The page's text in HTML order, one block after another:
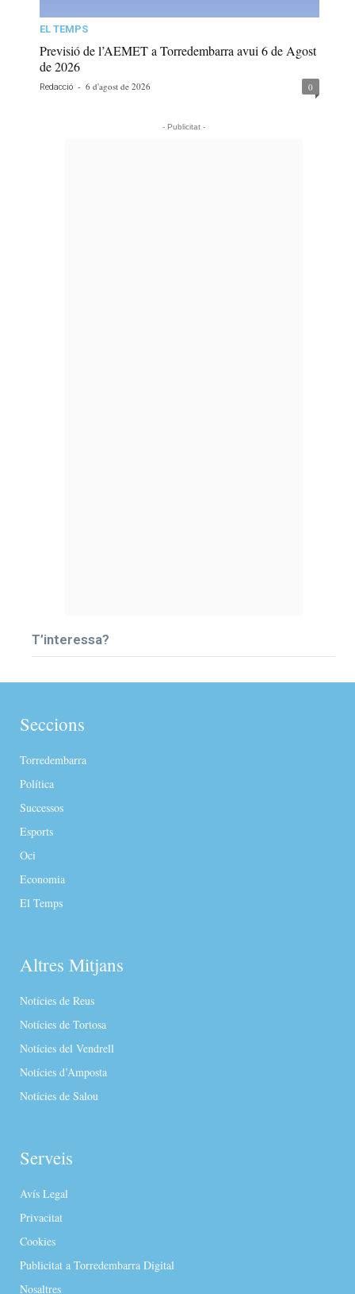
EL TEMPS
Previsió de l’AEMET a Torredembarra avui 6 de Agost
de 2026
Redacció - 6 d'agost de 2026 0
- Publicitat -
T’interessa?
Seccions
Torredembarra
Política
Successos
Esports
Oci
Economia
El Temps
Altres Mitjans
Notícies de Reus
Notícies de Tortosa
Notícies del Vendrell
Notícies d’Amposta
Notícies de Salou
Serveis
Avís Legal
Privacitat
Cookies
Publicitat a Torredembarra Digital
Nosaltres